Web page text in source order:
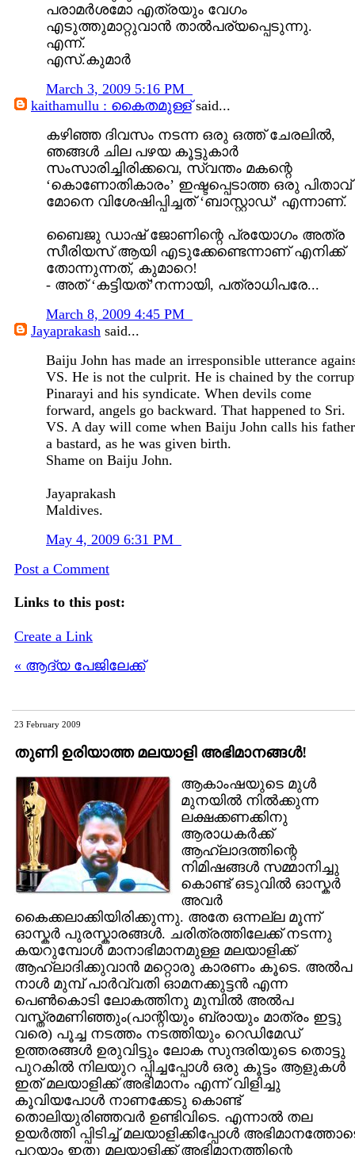
പരാമര്‍ശമോ എത്രയും വേഗം
എടുത്തുമാറ്റുവാന്‍ താല്‍പര്യപ്പെടുന്നു.
എന്ന്.
എസ്‌.കുമാര്‍
March 3, 2009 5:16 PM
kaithamullu : കൈതമുള്ള്said...
കഴിഞ്ഞ ദിവസം നടന്ന ഒരു ഒത്ത് ചേരലില്‍,
ഞങ്ങള്‍ ചില പഴയ കൂട്ടുകാര്‍
സംസാരിച്ചിരിക്കവെ, സ്വന്തം മകന്റെ
‘കൊണോതികാരം’ ഇഷ്ടപ്പെടാത്ത ഒരു പിതാവ്
മോനെ വിശേഷിപ്പിച്ചത് ‘ബാസ്റ്റാഡ്’ എന്നാണ്.
ബൈജു ഡാഷ് ജോണിന്റെ പ്രയോഗം അത്ര
സീരിയസ് ആയി എടുക്കേണ്ടെന്നാ‍ണ് എനിക്ക്
തോന്നുന്നത്, കുമാറെ!
- അത് ‘കട്ടിയത്’നന്നായി, പത്രാധിപരേ...
March 8, 2009 4:45 PM
Jayaprakash said...
Baiju John has made an irresponsible utterance
VS. He is not the culprit. He is chained by the
Pinarayi and his syndicate. When devils come
forward, angels go backward. That happened to Sri.
VS. A day will come when Baiju John calls his father
a bastard, as he was given birth.
Shame on Baiju John.
Jayaprakash
Maldives.
May 4, 2009 6:31 PM
Post a Comment
Links to this post:
Create a Link
« ആദ്യ പേജിലേക്ക്
23 February 2009
തുണി ഉരിയാത്ത മലയാളി അഭിമാനങ്ങള്‍!
ആകാംഷയുടെ മുള്‍
മുനയില്‍ നില്‍ക്കുന്ന
ലക്ഷക്കണക്കിനു
ആരാധകര്‍ക്ക്‌
ആഹ്ലാദത്തിന്റെ
നിമിഷങ്ങള്‍ സമ്മാനിച്ചു
കൊണ്ട്‌ ഒടുവില്‍ ഓസ്കര്‍
അവര്‍
കൈക്കലാക്കിയിരിക്കുന്നു. അതേ ഒന്നല്ല മൂന്ന്
ഓസ്കര്‍ പുരസ്കാരങ്ങള്‍. ചരിത്രത്തിലേക്ക്‌ നടന്നു
കയറുമ്പോള്‍ മാനാഭിമാനമുള്ള മലയാളിക്ക്‌
ആഹ്ലാദിക്കുവാന്‍ മറ്റൊരു കാരണം കൂടെ. അല്‍പ
നാള്‍ മുമ്പ്‌ പാര്‍വ്വതി ഓമനക്കുട്ടന്‍ എന്ന
പെണ്‍കൊടി ലോകത്തിനു മുമ്പില്‍ അല്‍പ
വസ്ത്രമണിഞ്ഞും(പാന്റിയും ബ്രായും മാത്രം ഇട്ടു
വരെ) പൂച്ച നടത്തം നടത്തിയും റെഡിമേഡ്‌
ഉത്തരങ്ങള്‍ ഉരുവിട്ടും ലോക സുന്ദരിയുടെ തൊട്ടു
പുറകില്‍ നിലയുറ പ്പിച്ചപ്പോള്‍ ഒരു കൂട്ടം ആളുകള്‍
ഇത്‌ മലയാളിക്ക്‌ അഭിമാനം എന്ന് വിളിച്ചു
കൂവിയപോള്‍ നാണക്കേടു കൊണ്ട്‌
തൊലിയുരിഞ്ഞവര്‍ ഉണ്ടിവിടെ. എന്നാല്‍ തല
ഉയര്‍ത്തി പ്പിടിച്ച്‌ മലയാളിക്കിപ്പോള്‍
പറയാം ഇതു മലയാളിക്ക്‌ അഭിമാനത്തിന്റെ